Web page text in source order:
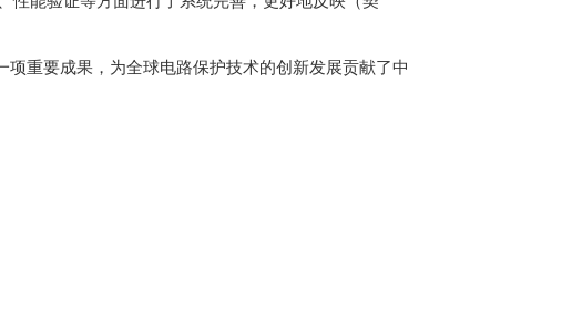
重要成果，为全球电路保护技术的创新发展贡献了中